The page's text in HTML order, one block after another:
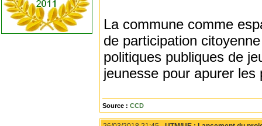
La commune comme
de participation
politiques publiques de
jeunesse pour apurer les
Source : CCD